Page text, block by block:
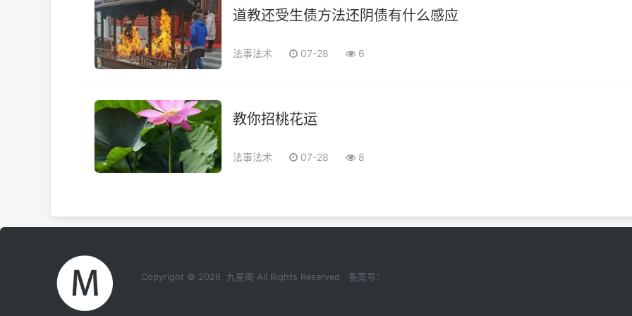
道教还受生债方法还阴债有什么感应
法事法术 07-28 6
教你招桃花运
法事法术 07-28 8
Copyright © 2026 九星阁 All Rights Reserved 备案号：